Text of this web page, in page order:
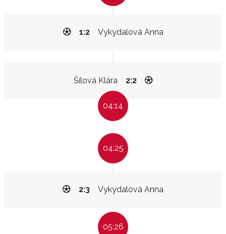
Vykydalová Anna
1:2
Šílová Klára 2:2
04:14
04:25
Vykydalová Anna
2:3
05:26